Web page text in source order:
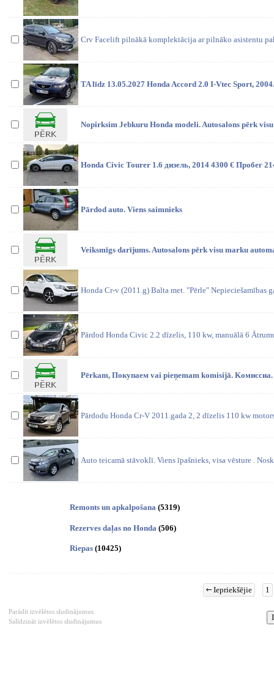
Crv Facelift pilnākā komplektācija ar pilnāko asistentu
TA līdz 13.05.2027 Honda Accord 2.0 I-Vtec Sport,
Nopirksim Jebkuru Honda modeli. Autosalons pērk
Honda Civic Tourer 1.6 дизель, 2014 4300 € Пробег
Pārdod auto. Viens saimnieks
Veiksmīgs darījums. Autosalons pērk visu marku
Honda Cr-v (2011.g) Balta met. "Pērle" Nepieciešamības
Pārdod Honda Civic 2.2 dīzelis, 110 kw, manuālā 6
Pērkam, Покупаем vai pieņemam komisijā.
Pārdodu Honda Cr-V 2011.gada 2, 2 dīzelis 110 kw
Auto teicamā stāvoklī. Viens īpašnieks, visa vēsture .
Remonts un apkalpošana (5319)
Rezerves daļas no Honda (506)
Riepas (10425)
Iepriekšējie 1
Parādīt izvēlētos sludinājumus
Salīdzināt izvēlētos sludinājumus